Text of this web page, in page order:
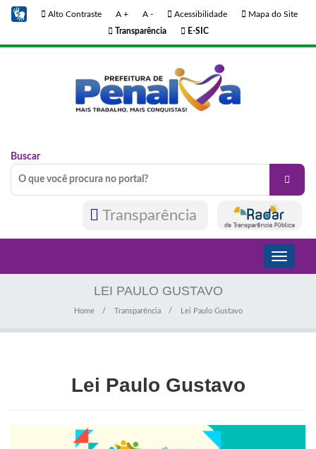
Alto Contraste A + A - Acessibilidade
Mapa do Site
Transparência
E-SIC
Buscar
Transparência
Toggle
LEI PAULO GUSTAVO
Home Transparência Lei Paulo Gustavo
Lei Paulo Gustavo